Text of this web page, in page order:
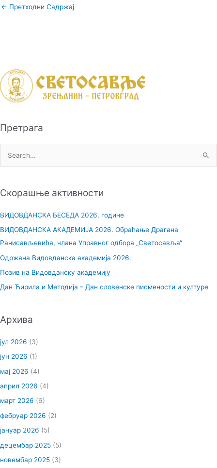
← Претходни Садржај
Претрага
т
з
а
:
Скорашње активности
ВИДОВДАНСКА БЕСЕДА 2026. године
ВИДОВДАНСКА АКАДЕМИЈА 2026. Обраћање Драгана
Ранисављевића, члана Управног одбора „Светосавља“
Одржана Видовданска академија 2026.
Позив на Видовданску академију
Дан Ћирила и Методија – Дан словенске писмености и културе
Архива
јул 2026 (3)
јун 2026 (1)
мај 2026 (4)
април 2026 (4)
март 2026 (6)
фебруар 2026 (2)
јануар 2026 (5)
децембар 2025 (5)
новембар 2025 (3)